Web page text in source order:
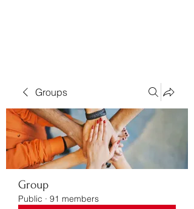
Groups
Group
Public · 91 members